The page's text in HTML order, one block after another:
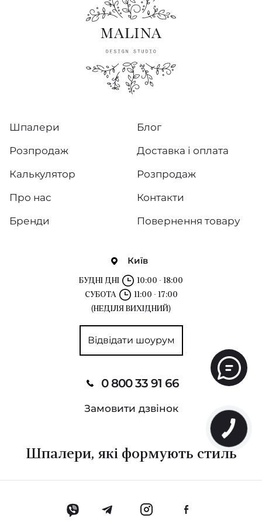
Київ
БУДНІ ДНІ
10:00 - 18:00
СУБОТА
11:00 - 17:00
(НЕДІЛЯ ВИХІДНИЙ)
Відвідати шоурум
0 800 33 91 66
Замовити дзвінок
Шпалери
Розпродаж
Калькулятор
Про нас
Бренди
Блог
Доставка і оплата
Розпродаж
Контакти
Повернення товару
Шпалери, які формують стиль